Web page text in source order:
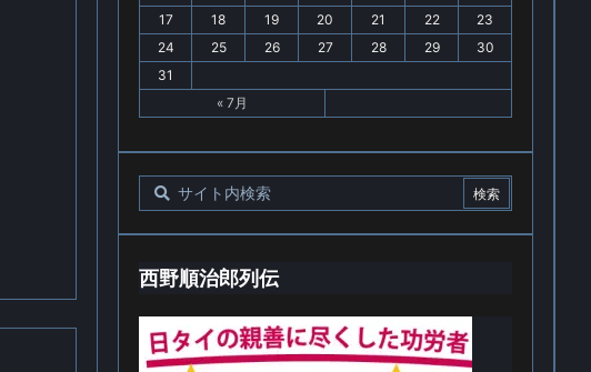
17
18 19 20 21 22
23
24
25 26 27 28 29
30
31
« 7月
西野順治郎列伝